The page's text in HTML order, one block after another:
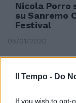
Il Tempo - Do
If you wish to opt-
Nicola Porro
su Sanremo
Festival
05/01/2020